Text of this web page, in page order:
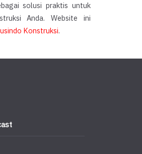
solusi praktis untuk
Anda. Website ini
Konstruksi.